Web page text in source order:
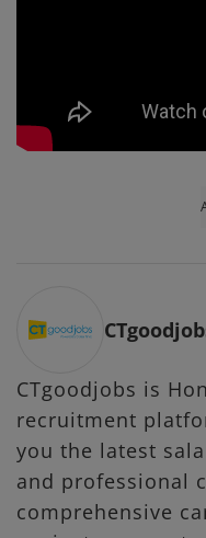
CTgoodjobs is
recruitment
you the latest
and professional
comprehensive